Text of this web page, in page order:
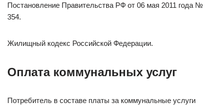
Постановление Правительства РФ от 06 мая 2011 года №
354.
Жилищный кодекс Российской Федерации.
Оплата коммунальных услуг
Потребитель в составе платы за коммунальные услуги